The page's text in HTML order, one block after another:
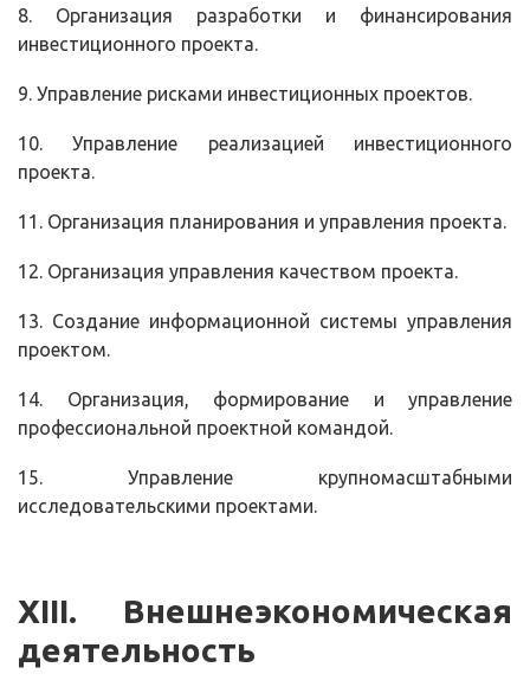
8. Организация разработки и финансирования
инвестиционного проекта.
9. Управление рисками инвестиционных проектов.
10. Управление реализацией инвестиционного
проекта.
11. Организация планирования и управления проекта.
12. Организация управления качеством проекта.
13. Создание информационной системы управления
проектом.
14. Организация, формирование и управление
профессиональной проектной командой.
15. Управление крупномасштабными
исследовательскими проектами.
XIII. Внешнеэкономическая
деятельность